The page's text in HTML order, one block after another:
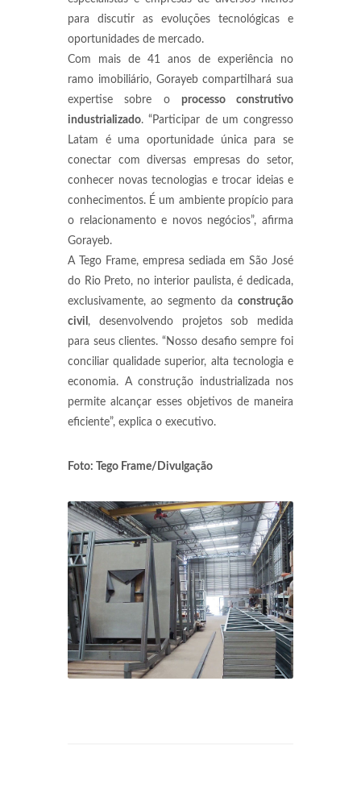
para discutir as evoluções tecnológicas e
oportunidades de mercado.
Com mais de 41 anos de experiência no
ramo imobiliário, Gorayeb compartilhará sua
expertise sobre o processo construtivo
industrializado. “Participar de um congresso
Latam é uma oportunidade única para se
conectar com diversas empresas do setor,
conhecer novas tecnologias e trocar ideias e
conhecimentos. É um ambiente propício para
o relacionamento e novos negócios”, afirma
Gorayeb.
A Tego Frame, empresa sediada em São José
do Rio Preto, no interior paulista, é dedicada,
exclusivamente, ao segmento da construção
civil , desenvolvendo projetos sob medida
para seus clientes. “Nosso desafio sempre foi
conciliar qualidade superior, alta tecnologia e
economia. A construção industrializada nos
permite alcançar esses objetivos de maneira
eficiente”, explica o executivo.
Foto: Tego Frame/Divulgação